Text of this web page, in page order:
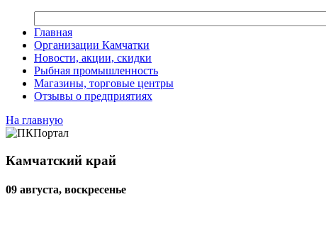
Главная
Организации Камчатки
Новости, акции, скидки
Рыбная промышленность
Магазины, торговые центры
Отзывы о предприятиях
На главную
Камчатский край
09 августа, воскресенье